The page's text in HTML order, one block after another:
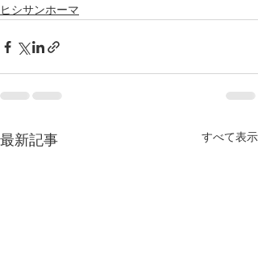
ヒシサンホーマ
最新記事 すべて表示